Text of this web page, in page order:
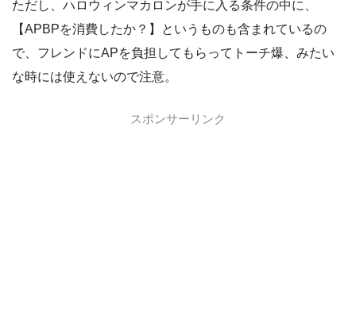
ただし、ハロウィンマカロンが手に入る条件の中に、
【APBPを消費したか？】というものも含まれているの
で、フレンドにAPを負担してもらってトーチ爆、みたい
な時には使えないので注意。
スポンサーリンク